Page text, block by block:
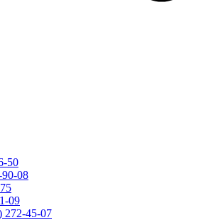
50
08
09
272-45-07